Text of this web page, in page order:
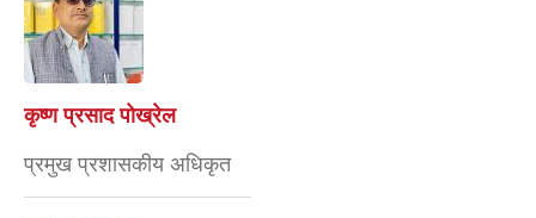
कृष्ण प्रसाद पोख्रेल
प्रमुख प्रशासकीय अधिकृत